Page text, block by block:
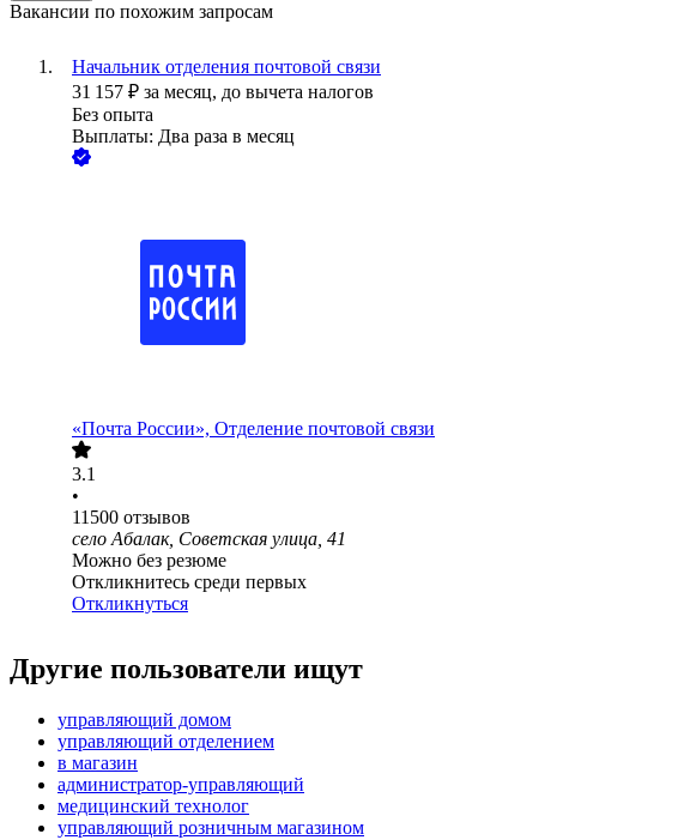
Вакансии по похожим запросам
Начальник отделения почтовой связи
31 157 ₽ за месяц, до вычета налогов
Без опыта
Выплаты: Два раза в месяц
«Почта России», Отделение почтовой связи
3.1
•
11500 отзывов
село Абалак, Советская улица, 41
Можно без резюме
Откликнитесь среди первых
Откликнуться
Другие пользователи ищут
управляющий домом
управляющий отделением
в магазин
администратор-управляющий
медицинский технолог
управляющий розничным магазином